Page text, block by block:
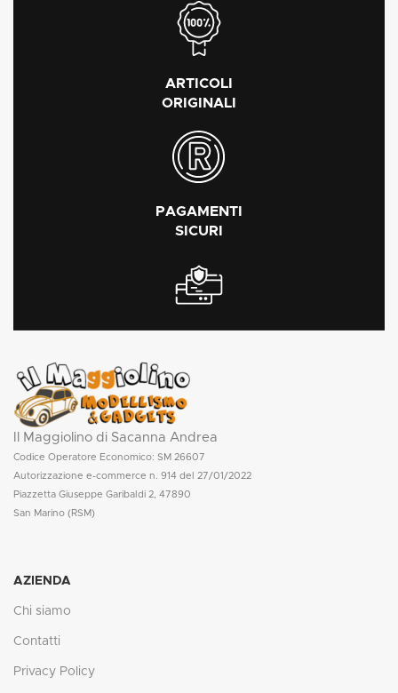
ARTICOLI
ORIGINALI
PAGAMENTI
SICURI
Il Maggiolino di Sacanna Andrea
Codice Operatore Economico: SM 26607
Autorizzazione e-commerce n. 914 del 27/01/2022
Piazzetta Giuseppe Garibaldi 2, 47890
San Marino (RSM)
AZIENDA
Chi siamo
Contatti
Privacy Policy